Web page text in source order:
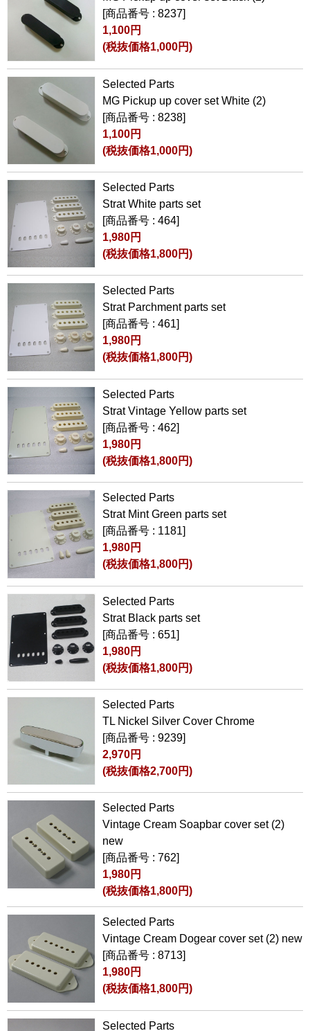
[商品番号 : 8237]
1,100円
(税抜価格1,000円)
Selected Parts
MG Pickup up cover set White (2)
[商品番号 : 8238]
1,100円
(税抜価格1,000円)
Selected Parts
Strat White parts set
[商品番号 : 464]
1,980円
(税抜価格1,800円)
Selected Parts
Strat Parchment parts set
[商品番号 : 461]
1,980円
(税抜価格1,800円)
Selected Parts
Strat Vintage Yellow parts set
[商品番号 : 462]
1,980円
(税抜価格1,800円)
Selected Parts
Strat Mint Green parts set
[商品番号 : 1181]
1,980円
(税抜価格1,800円)
Selected Parts
Strat Black parts set
[商品番号 : 651]
1,980円
(税抜価格1,800円)
Selected Parts
TL Nickel Silver Cover Chrome
[商品番号 : 9239]
2,970円
(税抜価格2,700円)
Selected Parts
Vintage Cream Soapbar cover set (2)
new
[商品番号 : 762]
1,980円
(税抜価格1,800円)
Selected Parts
Vintage Cream Dogear cover set (2) new
[商品番号 : 8713]
1,980円
(税抜価格1,800円)
Selected Parts